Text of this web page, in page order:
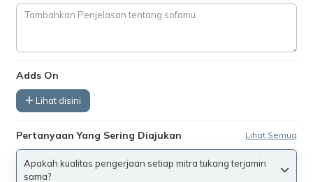
Adds On
Lihat disini
Pertanyaan Yang Sering Diajukan Lihat Semua
Apakah kualitas pengerjaan setiap mitra tukang terjamin
sama?